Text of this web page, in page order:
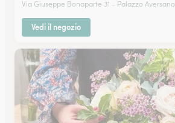
Via Giuseppe Bonaparte 31 - Palazzo Aversano
Vedi il negozio